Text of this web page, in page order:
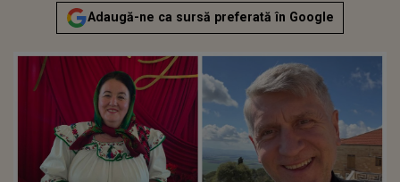
Adaugă-ne ca sursă preferată în Google